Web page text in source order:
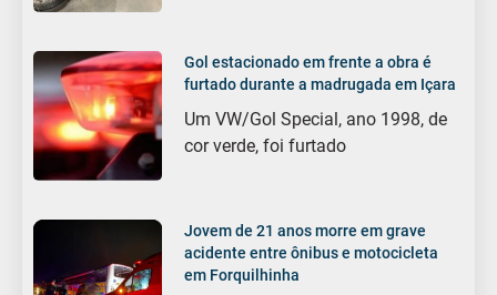
Gol estacionado em frente a obra é
furtado durante a madrugada em Içara
Um VW/Gol Special, ano 1998, de
cor verde, foi furtado
Jovem de 21 anos morre em grave
acidente entre ônibus e motocicleta
em Forquilhinha